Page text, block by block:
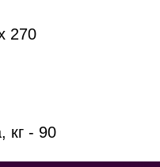
270
кг - 90